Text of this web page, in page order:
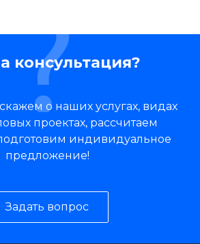
консультация?
о наших услугах, видах
проектах, рассчитаем
индивидуальное
предложение!
Задать вопрос